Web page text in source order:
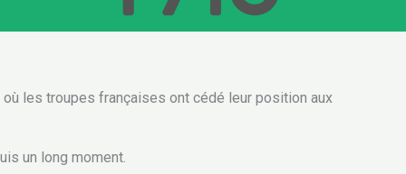
les troupes françaises ont cédé leur position aux
un long moment.